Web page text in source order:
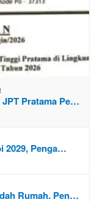
Pratama Pe…
2029, Penga…
Rumah. Pen…